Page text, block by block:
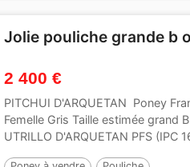
Jolie pouliche grande b
2 400 €
PITCHUI D'ARQUETAN Poney
Femelle Gris Taille estimée grand
UTRILLO D'ARQUETAN PFS (IPC